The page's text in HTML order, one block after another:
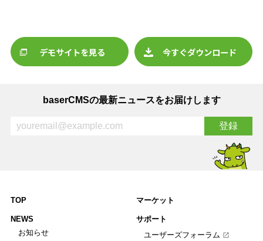
デモサイトを見る 今すぐダウンロード
baserCMSの最新ニュースをお届けします
TOP
NEWS
お知らせ
マーケット
サポート
ユーザーズフォーラム